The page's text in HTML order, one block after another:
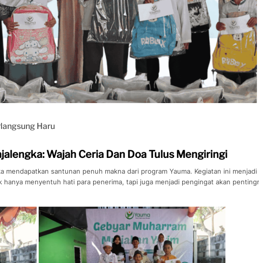
Haru
Wajah Ceria Dan Doa Tulus Mengiringi
mendapatkan santunan penuh makna dari program Yauma. Kegiatan ini menjadi
hanya menyentuh hati para penerima, tapi juga menjadi pengingat akan